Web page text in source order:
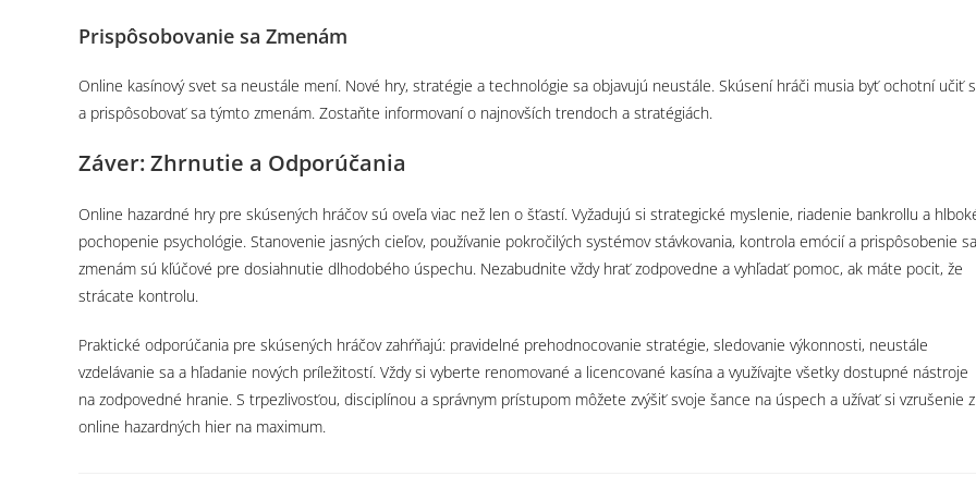
Prispôsobovanie sa Zmenám
Online kasínový svet sa neustále mení. Nové hry, stratégie a technológie sa objavujú neustále. Skúsení hráči musia byť ochotní učiť
a prispôsobovať sa týmto zmenám. Zostaňte informovaní o najnovších trendoch a stratégiách.
Záver: Zhrnutie a Odporúčania
Online hazardné hry pre skúsených hráčov sú oveľa viac než len o šťastí. Vyžadujú si strategické myslenie, riadenie bankrollu a
pochopenie psychológie. Stanovenie jasných cieľov, používanie pokročilých systémov stávkovania, kontrola emócií a prispôsobenie sa
zmenám sú kľúčové pre dosiahnutie dlhodobého úspechu. Nezabudnite vždy hrať zodpovedne a vyhľadať pomoc, ak máte pocit, že
strácate kontrolu.
Praktické odporúčania pre skúsených hráčov zahŕňajú: pravidelné prehodnocovanie stratégie, sledovanie výkonnosti, neustále
vzdelávanie sa a hľadanie nových príležitostí. Vždy si vyberte renomované a licencované kasína a využívajte všetky dostupné nástroje
na zodpovedné hranie. S trpezlivosťou, disciplínou a správnym prístupom môžete zvýšiť svoje šance na úspech a užívať si vzrušenie z
online hazardných hier na maximum.